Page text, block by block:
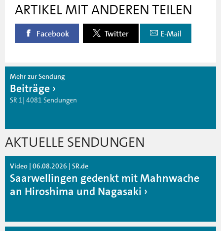
ARTIKEL MIT ANDEREN TEILEN
Facebook Twitter E-Mail
Mehr zur Sendung
Beiträge
SR 1| 4081 Sendungen
AKTUELLE SENDUNGEN
Video | 06.08.2026 | SR.de
Saarwellingen gedenkt mit Mahnwache
an Hiroshima und Nagasaki